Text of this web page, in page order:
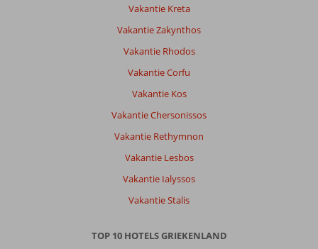
Vakantie Kreta
Vakantie Zakynthos
Vakantie Rhodos
Vakantie Corfu
Vakantie Kos
Vakantie Chersonissos
Vakantie Rethymnon
Vakantie Lesbos
Vakantie Ialyssos
Vakantie Stalis
TOP 10 HOTELS GRIEKENLAND